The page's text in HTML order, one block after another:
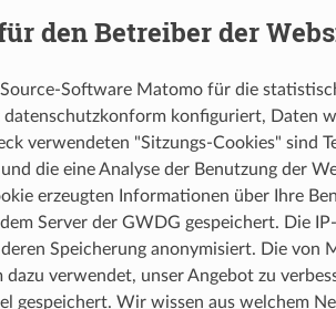
den Betreiber der
Software Matomo für die
konfiguriert, Daten
verwendeten "Sitzungs-Cookies" sind
die eine Analyse der Benutzung der
erzeugten Informationen über Ihre
Server der GWDG gespeichert. Die
Speicherung anonymisiert. Die von
verwendet, unser Angebot zu
gespeichert. Wir wissen aus welchem